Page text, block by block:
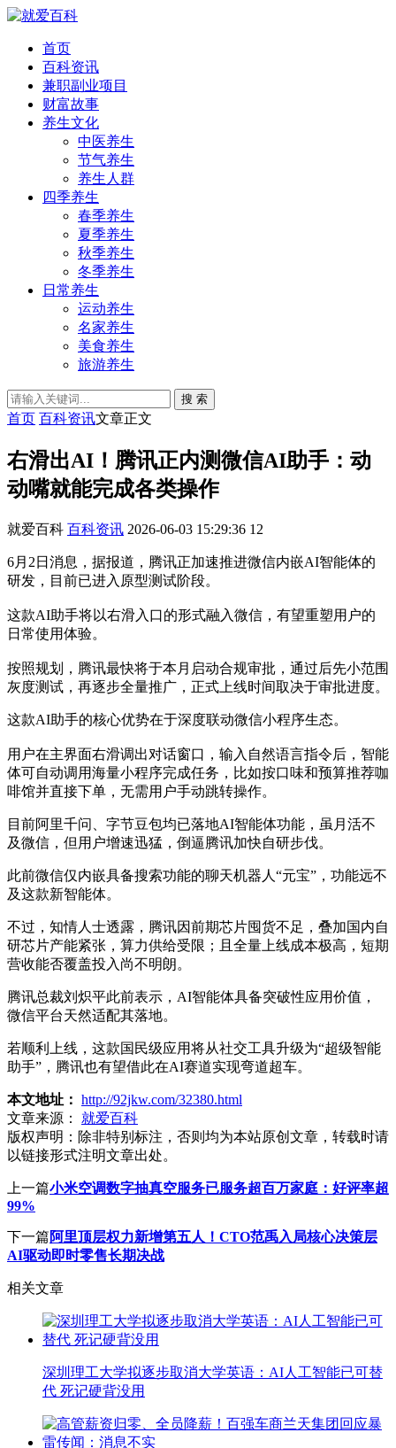
首页
百科资讯
兼职副业项目
财富故事
养生文化
中医养生
节气养生
养生人群
四季养生
春季养生
夏季养生
秋季养生
冬季养生
日常养生
运动养生
名家养生
美食养生
旅游养生
搜 索
首页 百科资讯文章正文
右滑出AI！腾讯正内测微信AI助手：动
动嘴就能完成各类操作
就爱百科 百科资讯 2026-06-03 15:29:36 12
6月2日消息，据报道，腾讯正加速推进微信内嵌AI智能体的
研发，目前已进入原型测试阶段。
这款AI助手将以右滑入口的形式融入微信，有望重塑用户的
日常使用体验。
按照规划，腾讯最快将于本月启动合规审批，通过后先小范围
灰度测试，再逐步全量推广，正式上线时间取决于审批进度。
这款AI助手的核心优势在于深度联动微信小程序生态。
用户在主界面右滑调出对话窗口，输入自然语言指令后，智能
体可自动调用海量小程序完成任务，比如按口味和预算推荐咖
啡馆并直接下单，无需用户手动跳转操作。
目前阿里千问、字节豆包均已落地AI智能体功能，虽月活不
及微信，但用户增速迅猛，倒逼腾讯加快自研步伐。
此前微信仅内嵌具备搜索功能的聊天机器人“元宝”，功能远不
及这款新智能体。
不过，知情人士透露，腾讯因前期芯片囤货不足，叠加国内自
研芯片产能紧张，算力供给受限；且全量上线成本极高，短期
营收能否覆盖投入尚不明朗。
腾讯总裁刘炽平此前表示，AI智能体具备突破性应用价值，
微信平台天然适配其落地。
若顺利上线，这款国民级应用将从社交工具升级为“超级智能
助手”，腾讯也有望借此在AI赛道实现弯道超车。
本文地址： http://92jkw.com/32380.html
文章来源：
就爱百科
版权声明： 除非特别标注，否则均为本站原创文章，转载时请
以链接形式注明文章出处。
上一篇小米空调数字抽真空服务已服务超百万家庭：好评率超
99%
下一篇阿里顶层权力新增第五人！CTO范禹入局核心决策层
AI驱动即时零售长期决战
相关文章
深圳理工大学拟逐步取消大学英语：AI人工智能已可替
代 死记硬背没用